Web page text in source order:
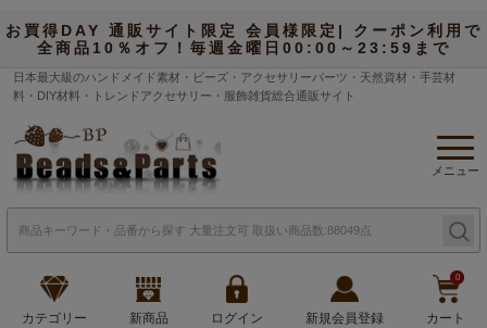
お買得DAY 通販サイト限定 会員様限定| クーポン利用で
全商品10％オフ！毎週金曜日00:00～23:59まで
日本最大級のハンドメイド素材・ビーズ・アクセサリーパーツ・天然資材・手芸材
料・DIY材料・トレンドアクセサリー・服飾雑貨総合通販サイト
メニュー
カテゴリー 新商品 ログイン 新規会員登録
0
カート